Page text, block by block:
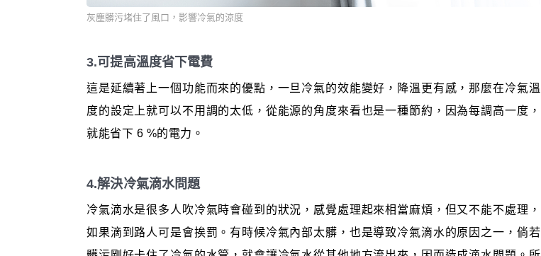
灰塵髒污堵住了風口，影響冷氣的涼度
3.可提高溫度省下電費
這是延續著上一個功能而來的優點，一旦冷氣的效能變好，降溫更有感，那麼在冷氣溫
度的設定上就可以不用調的太低，從能源的角度來看也是一種節約，因為每調高一度，
就能省下 6 %的電力。
4.解決冷氣滴水問題
冷氣滴水是很多人吹冷氣時會碰到的狀況，感覺處理起來相當麻煩，但又不能不處理，
如果滴到路人可是會挨罰。有時候冷氣內部太髒，也是導致冷氣滴水的原因之一，倘若